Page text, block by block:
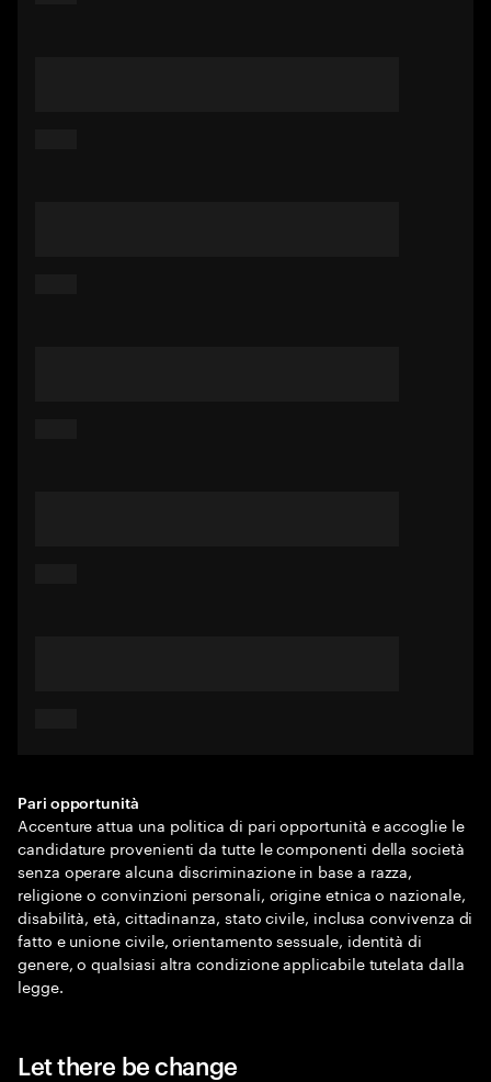
Pari opportunità
Accenture attua una politica di pari opportunità e accoglie le
candidature provenienti da tutte le componenti della società
senza operare alcuna discriminazione in base a razza,
religione o convinzioni personali, origine etnica o nazionale,
disabilità, età, cittadinanza, stato civile, inclusa convivenza di
fatto e unione civile, orientamento sessuale, identità di
genere, o qualsiasi altra condizione applicabile tutelata dalla
legge.
Let there be change